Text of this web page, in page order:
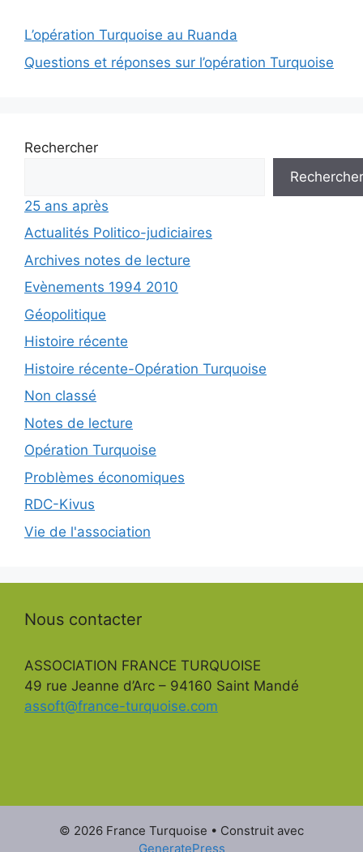
L’opération Turquoise au Ruanda
Questions et réponses sur l’opération Turquoise
Rechercher
Rechercher
25 ans après
Actualités Politico-judiciaires
Archives notes de lecture
Evènements 1994 2010
Géopolitique
Histoire récente
Histoire récente-Opération Turquoise
Non classé
Notes de lecture
Opération Turquoise
Problèmes économiques
RDC-Kivus
Vie de l'association
Nous contacter
ASSOCIATION FRANCE TURQUOISE
49 rue Jeanne d’Arc – 94160 Saint Mandé
assoft@france-turquoise.com
© 2026 France Turquoise • Construit avec
GeneratePress